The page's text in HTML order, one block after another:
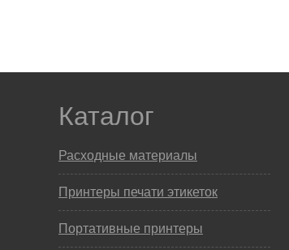
Каталог
Расходные материалы
Принтеры печати этикеток
Портативные принтеры